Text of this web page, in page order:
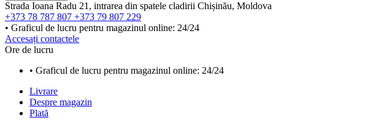
Strada Ioana Radu 21, intrarea din spatele cladirii Chișinău, Moldova
+373 78 787 807 +373 79 807 229
• Graficul de lucru pentru magazinul online: 24/24
Accesați contactele
Ore de lucru
• Graficul de lucru pentru magazinul online: 24/24
Livrare
Despre magazin
Plată